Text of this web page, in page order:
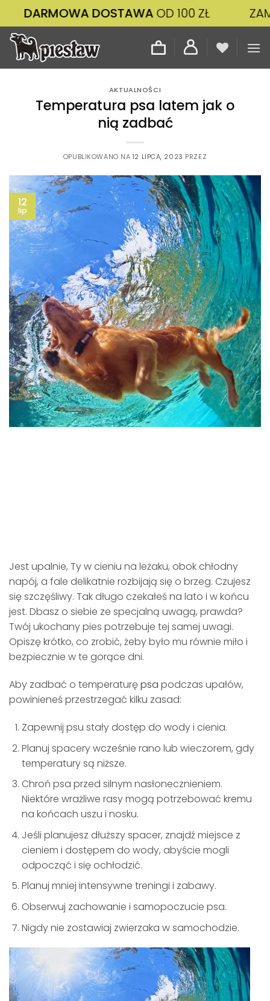
Przewiń
zawartości
DOSTAWAOD 100 ZŁ
AKTUALNOŚCI
Temperatura psa latem jak o
nią zadbać
OPUBLIKOWANO NA 12 LIPCA, 2023 PRZEZ
12
lip
Jest upalnie, Ty w cieniu na leżaku, obok chłodny
napój, a fale delikatnie rozbijają się o brzeg. Czujesz
się szczęśliwy. Tak długo czekałeś na lato i w końcu
jest. Dbasz o siebie ze specjalną uwagą, prawda?
Twój ukochany pies potrzebuje tej samej uwagi.
Opiszę krótko, co zrobić, żeby było mu równie miło i
bezpiecznie w te gorące dni.
Aby zadbać o temperaturępsa podczas upałów,
powinieneś przestrzegać kilku zasad:
Zapewnij psu stały dostęp do wody i cienia.
Planuj spacery wcześnie rano lub wieczorem, gdy
temperatury są niższe.
Chroń psa przed silnym nasłonecznieniem.
Niektóre wrażliwe rasy mogą potrzebować kremu
na końcach uszu i nosku.
Jeśli planujesz dłuższy spacer, znajdź miejsce z
cieniem i dostępem do wody, abyście mogli
odpocząć i się ochłodzić.
Planuj mniej intensywne treningi i zabawy.
Obserwuj zachowanie i samopoczucie psa.
Nigdy nie zostawiaj zwierzaka w samochodzie.